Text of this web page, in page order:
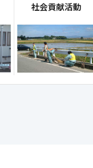
社会貢献活動